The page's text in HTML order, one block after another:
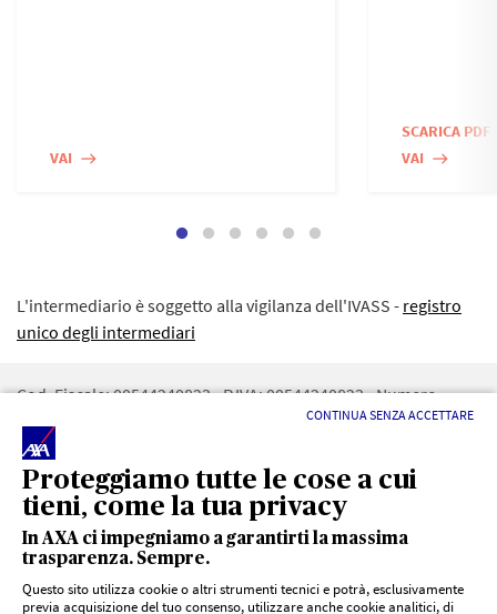
Proteggiamo tutte le cose a cui
tieni, come la tua privacy
In AXA ci impegniamo a garantirti la massima
trasparenza. Sempre.
Questo sito utilizza cookie o altri strumenti tecnici e potrà, esclusivamente
previa acquisizione del tuo consenso, utilizzare anche cookie analitici, di
CONTINUA SENZA ACCETTARE
VAI east
SCARICA PDF
VAI east
L'intermediario è soggetto alla vigilanza dell'IVASS - registro
unico degli intermediari
Cod. Fiscale: 00544240823 - P.IVA: 00544240823 - Numero
iscrizione REA: 86256 - RUI: A000101884 - CAPITALE SOCIALE:
12.825€ - Numero iscrizione registro imprese di PA :
00544240823 - PEC:DANNAASSICURAZIONI@PEC.IT